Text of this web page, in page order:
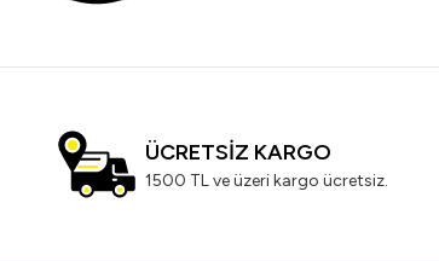
ÜCRETSİZ KARGO
1500 TL ve üzeri kargo ücretsiz.